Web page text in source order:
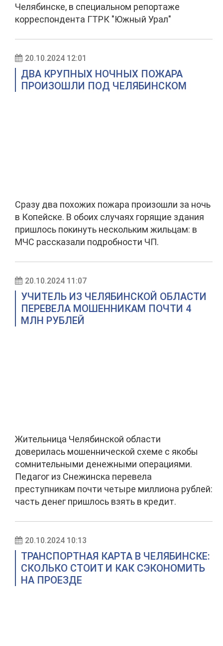
Челябинске, в специальном репортаже
корреспондента ГТРК "Южный Урал"
20.10.2024 12:01
ДВА КРУПНЫХ НОЧНЫХ ПОЖАРА
ПРОИЗОШЛИ ПОД ЧЕЛЯБИНСКОМ
Сразу два похожих пожара произошли за ночь
в Копейске. В обоих случаях горящие здания
пришлось покинуть нескольким жильцам: в
МЧС рассказали подробности ЧП.
20.10.2024 11:07
УЧИТЕЛЬ ИЗ ЧЕЛЯБИНСКОЙ ОБЛАСТИ
ПЕРЕВЕЛА МОШЕННИКАМ ПОЧТИ 4
МЛН РУБЛЕЙ
Жительница Челябинской области
доверилась мошеннической схеме с якобы
сомнительными денежными операциями.
Педагог из Снежинска перевела
преступникам почти четыре миллиона рублей:
часть денег пришлось взять в кредит.
20.10.2024 10:13
ТРАНСПОРТНАЯ КАРТА В ЧЕЛЯБИНСКЕ:
СКОЛЬКО СТОИТ И КАК СЭКОНОМИТЬ
НА ПРОЕЗДЕ